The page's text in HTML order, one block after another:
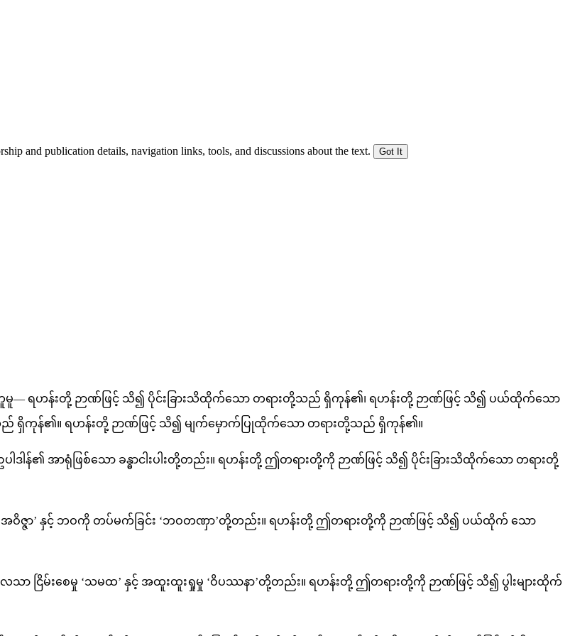
and publication details, navigation links, tools, and discussions about the text. Got It
— ရဟန်းတို့ ဉာဏ်ဖြင့် သိ၍ ပိုင်းခြားသိထိုက်သော တရားတို့သည် ရှိကုန်၏၊ ရဟန်းတို့ ဉာဏ်ဖြင့် သိ၍ ပယ်ထိုက်သော
ရှိကုန်၏။ ရဟန်းတို့ ဉာဏ်ဖြင့် သိ၍ မျက်မှောက်ပြုထိုက်သော တရားတို့သည် ရှိကုန်၏။
န်၏ အာရုံဖြစ်သော ခန္ဓာငါးပါးတို့တည်း။ ရဟန်းတို့ ဤတရားတို့ကို ဉာဏ်ဖြင့် သိ၍ ပိုင်းခြားသိထိုက်သော တရားတို့
ဇာ’ နှင့် ဘဝကို တပ်မက်ခြင်း ‘ဘဝတဏှာ’တို့တည်း။ ရဟန်းတို့ ဤတရားတို့ကို ဉာဏ်ဖြင့် သိ၍ ပယ်ထိုက် သော
ငြိမ်းစေမှု ‘သမထ’ နှင့် အထူးထူးရှုမှု ‘ဝိပဿနာ’တို့တည်း။ ရဟန်းတို့ ဤတရားတို့ကို ဉာဏ်ဖြင့် သိ၍ ပွါးများထိုက်